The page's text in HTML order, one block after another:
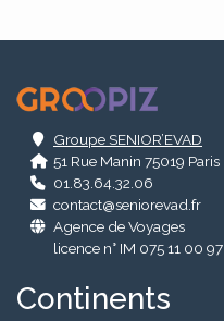
Groupe SENIOR’EVAD
51 Rue Manin 75019 Paris
01.83.64.32.06
contact@seniorevad.fr
Agence de Voyages
licence n° IM 075 11 00 97
Continents